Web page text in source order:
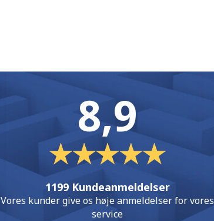
8,9
1199 Kundeanmeldelser
Vores kunder give os høje anmeldelser for vores
service